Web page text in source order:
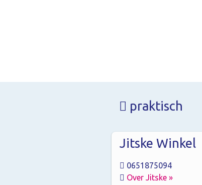
praktisch
Jitske Winkel
0651875094
Over Jitske »